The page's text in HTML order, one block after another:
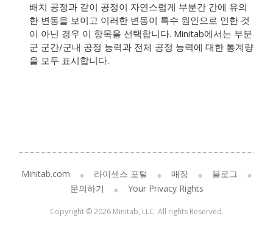
배치 공정과 같이 공정이 자연스럽게 부분간 간에 유의
한 변동을 보이고 이러한 변동이 특수 원인으로 인한 것
이 아닌 경우 이 항목을 선택합니다. Minitab에서는 부분
군 군간/군내 공정 능력과 전체 공정 능력에 대한 통계량
을 모두 표시합니다.
Minitab.com 라이센스 포털 매장
블로그
문의하기
Your Privacy Rights
Copyright © 2026 Minitab, LLC. All rights Reserved.